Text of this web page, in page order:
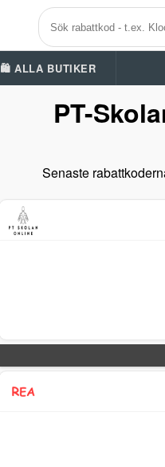
🛍️ ALLA BUTIKER
PT-
Senaste